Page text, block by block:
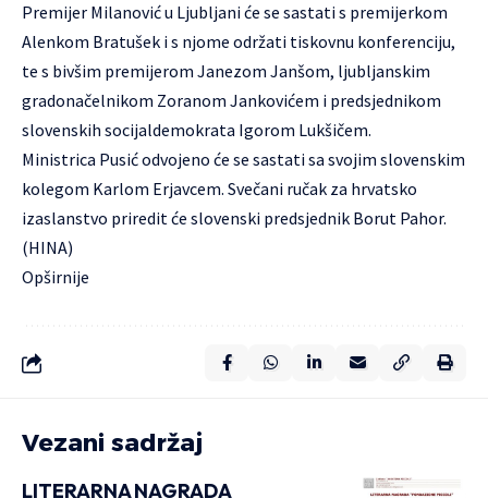
Premijer Milanović u Ljubljani će se sastati s premijerkom
Alenkom Bratušek i s njome održati tiskovnu konferenciju,
te s bivšim premijerom Janezom Janšom, ljubljanskim
gradonačelnikom Zoranom Jankovićem i predsjednikom
slovenskih socijaldemokrata Igorom Lukšičem.
Ministrica Pusić odvojeno će se sastati sa svojim slovenskim
kolegom Karlom Erjavcem. Svečani ručak za hrvatsko
izaslanstvo priredit će slovenski predsjednik Borut Pahor.
(HINA)
Opširnije
Vezani sadržaj
LITERARNA NAGRADA